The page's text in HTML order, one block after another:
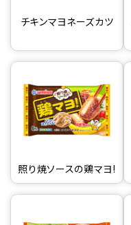
チキンマヨネーズカツ
照り焼ソースの鶏マヨ!